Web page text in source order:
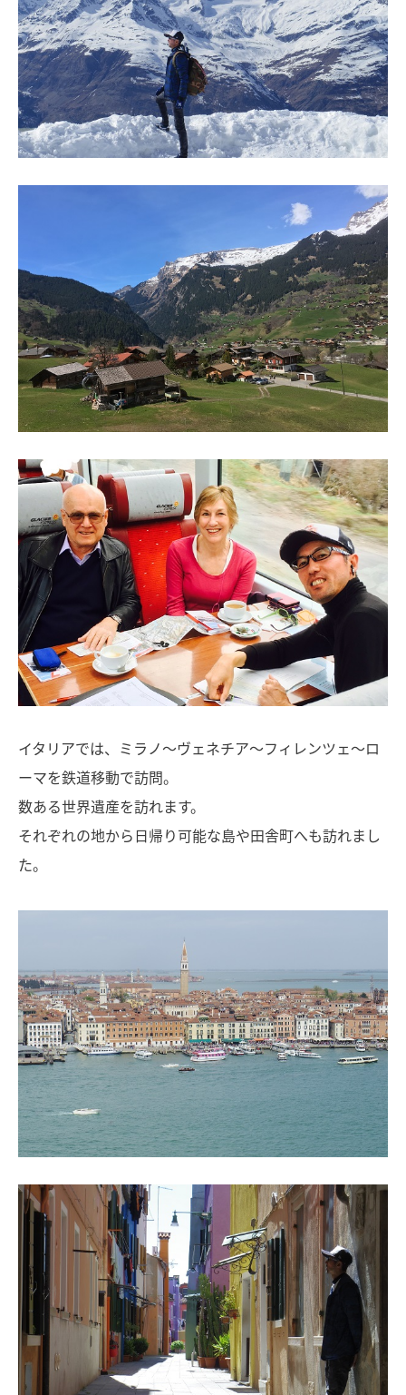
イタリアでは、ミラノ〜ヴェネチア〜フィレンツェ〜ロ
ーマを鉄道移動で訪問。
数ある世界遺産を訪れます。
それぞれの地から日帰り可能な島や田舎町へも訪れまし
た。